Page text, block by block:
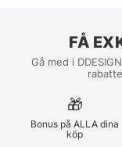
FÅ
Gå med i
🎁
Bonus på ALLA dina
köp